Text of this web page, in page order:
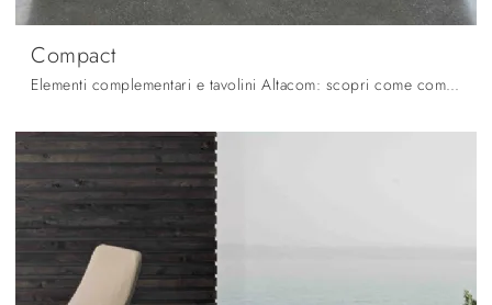
Compact
Elementi complementari e tavolini Altacom: scopri come completare i tuoi locali moderni con il modello Compact.